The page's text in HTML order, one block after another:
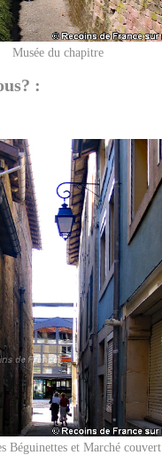
Musée du chapitre
:
Béguinettes et Marché couvert